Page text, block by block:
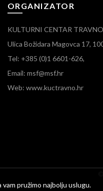
ORGANIZATOR
KULTURNI CENTAR TRAVNO
Ulica Božidara Magovca 17,
Tel: +385 (0)1 6601-626,
Email: msf@msf.hr
Web: www.kuctravno.hr
pružimo najbolju uslugu.